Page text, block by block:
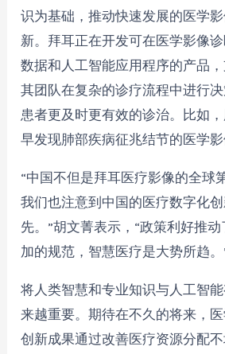
识为基础，推动快速发展的医学
新。拜耳正在开发可在医学影像
数据和人工智能应用程序的产品
其团队在复杂的诊疗流程中进行决
患者更及时更有效的诊治。比如
早发现肺部疾病征兆结节的医学影
“中国不但是拜耳医疗影像的全球
我们也注意到中国的医疗数字化
先。”胡文菁表示，“政策利好推
加的规范，智慧医疗是大势所趋。
将人类智慧和专业知识与人工智
来越重要。期待在不久的将来，
创新成果通过改善医疗资源分配